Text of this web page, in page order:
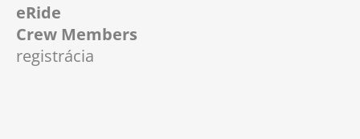
eRide
Crew Members
registrácia